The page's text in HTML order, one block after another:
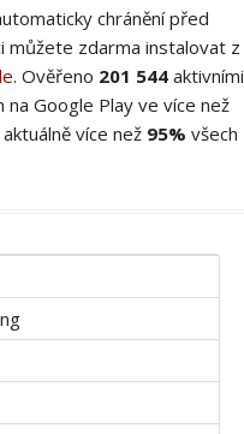
chránění před
můžete zdarma instalovat z
. Ověřeno 201 544 aktivními
na Google Play ve více než
více než 95% všech